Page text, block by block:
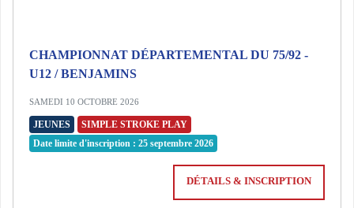
CHAMPIONNAT DÉPARTEMENTAL DU 75/92 -
U12 / BENJAMINS
SAMEDI 10 OCTOBRE 2026
JEUNES
SIMPLE STROKE PLAY
Date limite d'inscription : 25 septembre 2026
DÉTAILS & INSCRIPTION